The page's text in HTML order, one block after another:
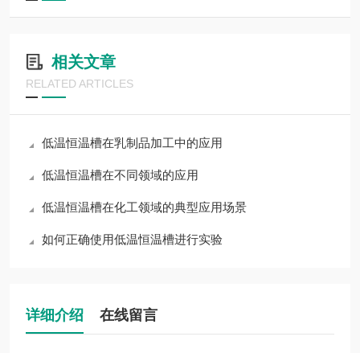
相关文章
RELATED ARTICLES
低温恒温槽在乳制品加工中的应用
低温恒温槽在不同领域的应用
低温恒温槽在化工领域的典型应用场景
如何正确使用低温恒温槽进行实验
详细介绍 在线留言